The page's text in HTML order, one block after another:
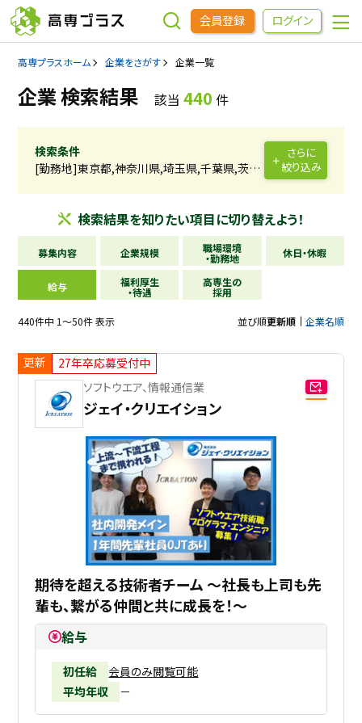
会員登録 ログイン
企業をさがす
高専OBOGをさがす
高専プラスセミナー
高専生コミュニティ
めもらす
本科5年生・専攻科2年生向け 採用継続中の企業特集
高専プラスホーム 企業をさがす 企業一覧
企業 検索結果 該当 440 件
検索条件
[勤務地]東京都,神奈川県,埼玉県,千葉県,茨城
さらに
絞り込み
検索結果を知りたい項目に切り替えよう！
募集内容 企業規模 職場環境
・勤務地 休日・休暇
給与 福利厚生
・待遇
高専生の
採用
440件中 1～50件 表示 並び順更新順 企業名順
更新
27年卒応募受付中
ソフトウエア、情報通信業
ジェイ・クリエイション
期待を超える技術者チーム ～社長も上司も先
輩も、繋がる仲間と共に成長を！～
給与
初任給
会員のみ閲覧可能
平均年収
－